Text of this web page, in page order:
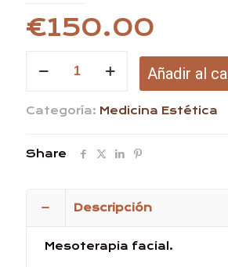
€150.00
facial
Añadir al
Categoría: Medicina Estética
Share
Descripción
Mesoterapia facial.